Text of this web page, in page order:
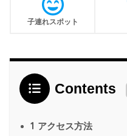
子連れスポット
Contents
1 アクセス方法